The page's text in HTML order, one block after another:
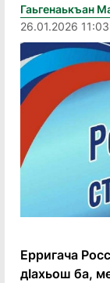
Гаьгенаькъан
26.01.2026 11:03
Ерригача
дӏахьош ба,